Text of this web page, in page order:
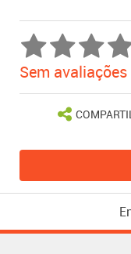
Sem avaliações